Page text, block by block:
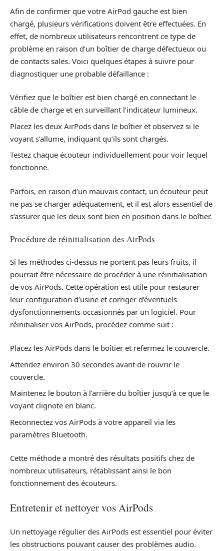
Afin de confirmer que votre AirPod gauche est bien
chargé, plusieurs vérifications doivent être effectuées. En
effet, de nombreux utilisateurs rencontrent ce type de
problème en raison d’un boîtier de charge défectueux ou
de contacts sales. Voici quelques étapes à suivre pour
diagnostiquer une probable défaillance :
Vérifiez que le boîtier est bien chargé en connectant le
câble de charge et en surveillant l’indicateur lumineux.
Placez les deux AirPods dans le boîtier et observez si le
voyant s’allume, indiquant qu’ils sont chargés.
Testez chaque écouteur individuellement pour voir lequel
fonctionne.
Parfois, en raison d’un mauvais contact, un écouteur peut
ne pas se charger adéquatement, et il est alors essentiel de
s’assurer que les deux sont bien en position dans le boîtier.
Procédure de réinitialisation des AirPods
Si les méthodes ci-dessus ne portent pas leurs fruits, il
pourrait être nécessaire de procéder à une réinitialisation
de vos AirPods. Cette opération est utile pour restaurer
leur configuration d’usine et corriger d’éventuels
dysfonctionnements occasionnés par un logiciel. Pour
réinitialiser vos AirPods, procédez comme suit :
Placez les AirPods dans le boîtier et refermez le couvercle.
Attendez environ 30 secondes avant de rouvrir le
couvercle.
Maintenez le bouton à l’arrière du boîtier jusqu’à ce que le
voyant clignote en blanc.
Reconnectez vos AirPods à votre appareil via les
paramètres Bluetooth.
Cette méthode a montré des résultats positifs chez de
nombreux utilisateurs, rétablissant ainsi le bon
fonctionnement des écouteurs.
Entretenir et nettoyer vos AirPods
Un nettoyage régulier des AirPods est essentiel pour éviter
les obstructions pouvant causer des problèmes audio.